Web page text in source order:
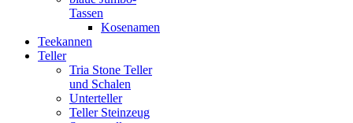
Tassen
Kosenamen
Teekannen
Teller
Tria Stone Teller
und Schalen
Unterteller
Teller Steinzeug